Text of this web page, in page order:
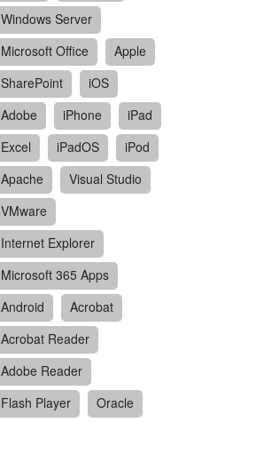
Windows Server
Microsoft Office
Apple
SharePoint
iOS
Adobe
iPhone
iPad
Excel
iPadOS
iPod
Apache
Visual Studio
VMware
Internet Explorer
Microsoft 365 Apps
Android
Acrobat
Acrobat Reader
Adobe Reader
Flash Player
Oracle